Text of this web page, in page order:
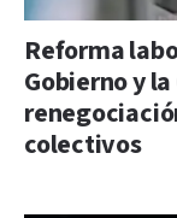
Reforma
Gobierno y la
colectivos